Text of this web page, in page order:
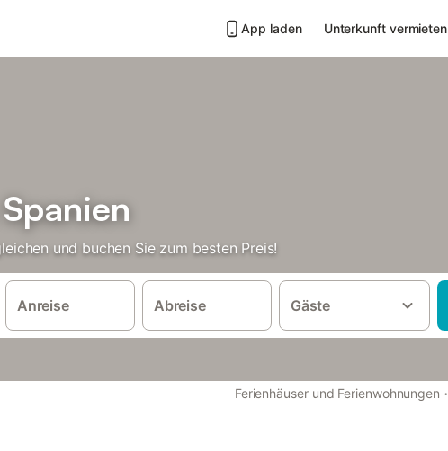
App laden Unterkunft vermieten
und buchen Sie zum besten Preis!
Anreise Abreise Gäste
Ferienhäuser und Ferienwohnungen ·